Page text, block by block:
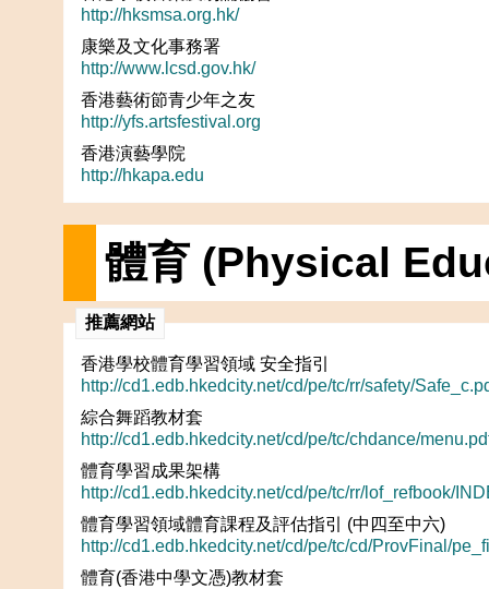
http://hksmsa.org.hk/
康樂及文化事務署
http://www.lcsd.gov.hk/
香港藝術節青少年之友
http://yfs.artsfestival.org
香港演藝學院
http://hkapa.edu
體育 (Physical
推薦網站
香港學校體育學習領域 安全指引
http://cd1.edb.hkedcity.net/cd/pe/tc/rr/safety/
綜合舞蹈教材套
http://cd1.edb.hkedcity.net/cd/pe/tc/chdance/
體育學習成果架構
http://cd1.edb.hkedcity.net/cd/pe/tc/rr/lof_refbook/
體育學習領域體育課程及評估指引 (中四至中六)
http://cd1.edb.hkedcity.net/cd/pe/tc/cd/ProvFinal/
體育(香港中學文憑)教材套